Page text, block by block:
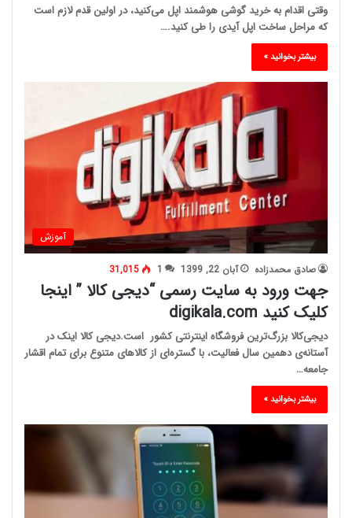
وقتی اقدام به خرید گوشی هوشمند اپل می‌کنید، در اولین قدم لازم است
که مراحل ساخت اپل آیدی را طی کنید.…
بیشتر بخوانید »
آموزش
صادق محمدزاده آبان 22, 1399 1
31,015
جهت ورود به سایت رسمی “دیجی کالا ” اینجا
کلیک کنید digikala.com
دیجی‌کالا بزرگ‌ترین فروشگاه اینترنتی کشور است.دیجی کالا اینک در
آستانه‌ی دهمین سال فعالیت، با گستره‌ای از کالاهای متنوع برای تمام اقشار
جامعه…
بیشتر بخوانید »